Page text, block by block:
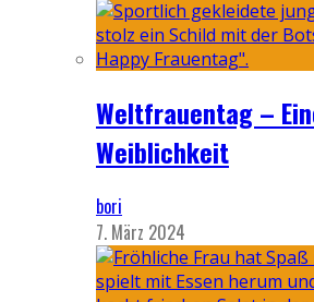
Weltfrauentag –
Weiblichkeit
bori
7. März 2024